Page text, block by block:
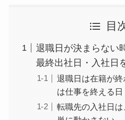
目
退職日が決まらない
最終出社日・入社日
退職日は在籍が
は仕事を終える日
転職先の入社日